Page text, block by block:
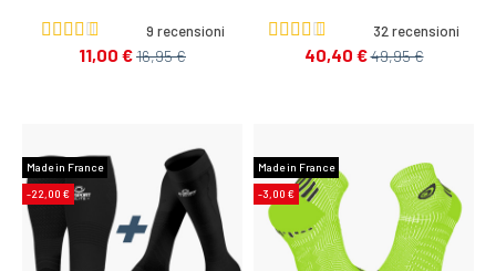
9 recensioni
11,00 €16,95 €
32 recensioni
40,40 €49,95 €
Made in France
-22,00 €
Made in France
-3,00 €